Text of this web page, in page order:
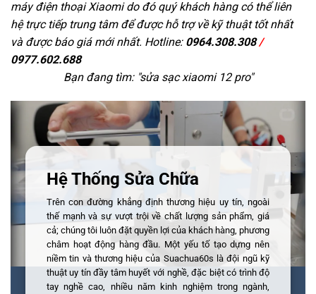
máy điện thoại Xiaomi do đó quý khách hàng có thể liên
hệ trực tiếp trung tâm để được hỗ trợ về kỹ thuật tốt nhất
và được báo giá mới nhất. Hotline: 0964.308.308/
0977.602.688
Bạn đang tìm: "sửa sạc xiaomi 12 pro"
Hệ Thống Sửa Chữa
Trên con đường khẳng định thương hiệu uy tín, ngoài
thế mạnh và sự vượt trội về chất lượng sản phẩm, giá
cả; chúng tôi luôn đặt quyền lợi của khách hàng, phương
châm hoạt động hàng đầu. Một yếu tố tạo dựng nên
niềm tin và thương hiệu của Suachua60s là đội ngũ kỹ
thuật uy tín đầy tâm huyết với nghề, đặc biệt có trình độ
tay nghề cao, nhiều năm kinh nghiệm trong ngành,